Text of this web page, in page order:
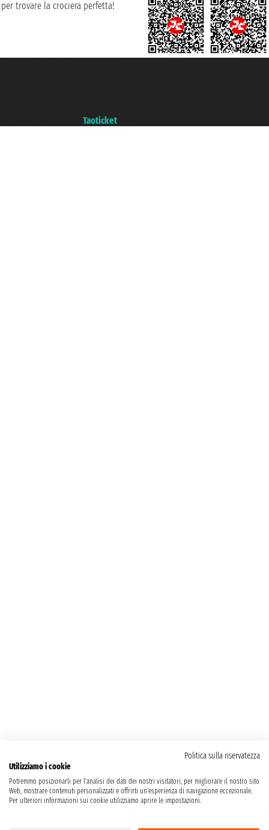
per trovare la crociera perfetta!
Taoticket
Politica sulla riservatezza
Utilizziamo i cookie
Potremmo posizionarli per l'analisi dei dati dei nostri visitatori, per migliorare il nostro sito
Web, mostrare contenuti personalizzati e offrirti un'esperienza di navigazione eccezionale.
Per ulteriori informazioni sui cookie utilizziamo aprire le impostazioni.